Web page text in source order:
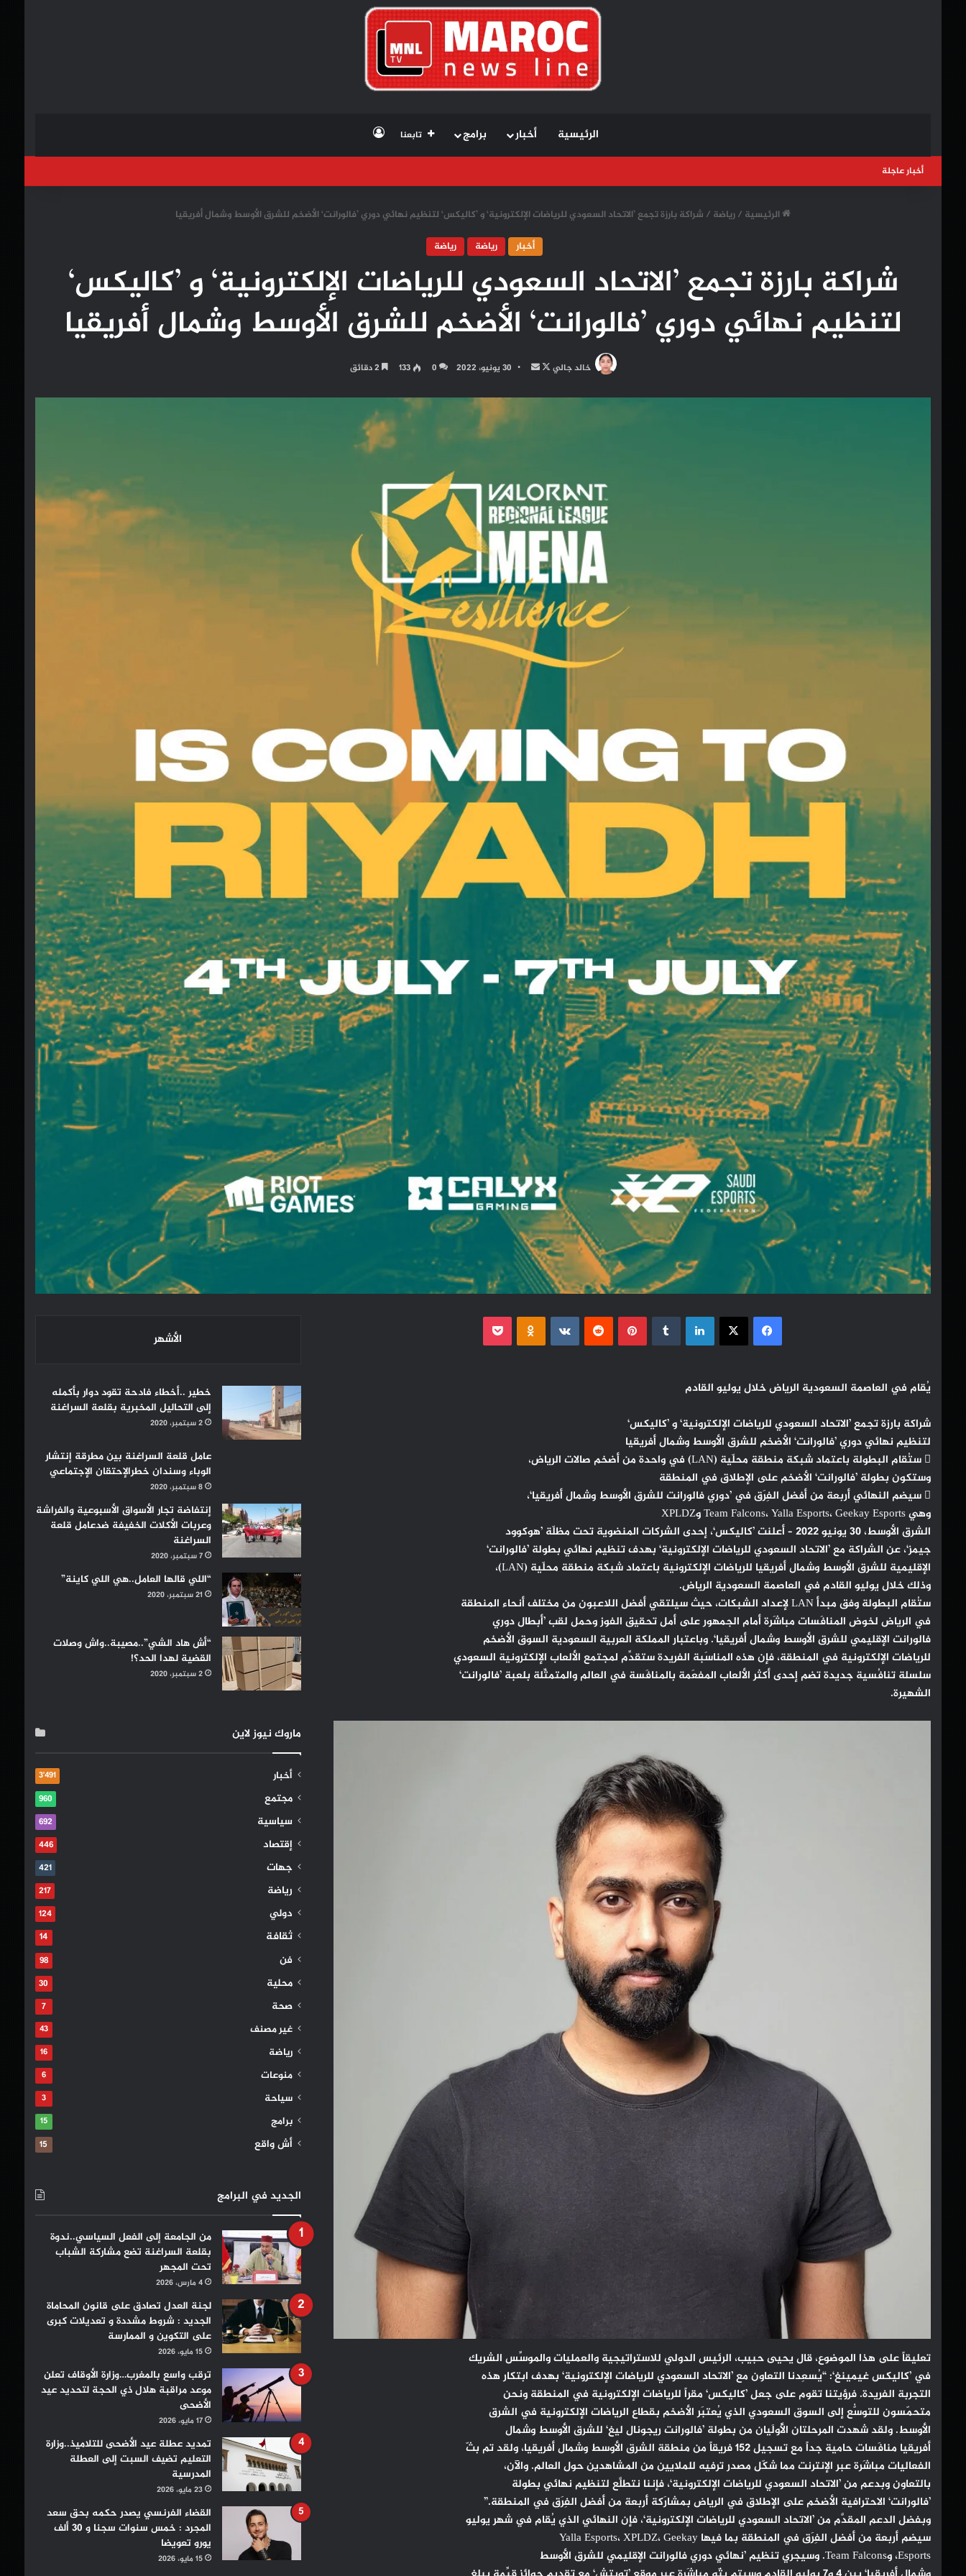
الرئيسية أخبار برامج تابعنا تسجيل الدخول
أخبار عاجلة
الرئيسية /رياضة / شراكة بارزة تجمع ’الاتحاد السعودي للرياضات الإلكترونية‘ و ’كاليكس‘ لتنظيم نهائي دوري ’فالورانت‘ الأضخم للشرق الأوسط وشمال أفريقيا
أخبار
رياضة رياضة
شراكة بارزة تجمع ’الاتحاد السعودي للرياضات الإلكترونية‘ و ’كاليكس‘
لتنظيم نهائي دوري ’فالورانت‘ الأضخم للشرق الأوسط وشمال أفريقيا
خالد جالي
تابع
X
أرسل
إلكترونيا
30 يونيو، 2022 0
133
فيسبوك‫X لينكدإن‏Tumblr بينتيريست
‏Reddit
‏VKontakte
Odnoklassniki
‫Pocket
يُقام في العاصمة السعودية الرياض خلال يوليو القادم
شراكة بارزة تجمع ’الاتحاد السعودي للرياضات الإلكترونية‘ و ’كاليكس‘
لتنظيم نهائي دوري ’فالورانت‘ الأضخم للشرق الأوسط وشمال أفريقيا
 ستُقام البطولة باعتماد شبكة منطقة محلّية (LAN) في واحدة من أضخم صالات الرياض،
وستكون بطولة ’فالورانت‘ الأضخم على الإطلاق في المنطقة
 سيضم النهائي أربعة من أفضل الفِرَق في ’دوري فالورانت للشرق الأوسط وشمال أفريقيا‘،
وهي Team Falcons، Yalla Esports، Geekay Esports وXPLDZ
الشرق الأوسط، 30 يونيو 2022 – أعلنت ’كاليكس‘، إحدى الشركات المنضوية تحت مظلّة ’هوكوود
جيمز‘، عن الشراكة مع ’الاتحاد السعودي للرياضات الإلكترونية‘ بهدف تنظيم نهائي بطولة ’فالورانت‘
الإقليمية للشرق الأوسط وشمال أفريقيا للرياضات الإلكترونية باعتماد شبكة منطقة محلّية (LAN)،
وذلك خلال يوليو القادم في العاصمة السعودية الرياض.
ستُقام البطولة وفق مبدأ LAN لإعداد الشبكات، حيث سيلتقي أفضل اللاعبون من مختلف أنحاء المنطقة
في الرياض لخوض المنافَسات مباشَرة أمام الجمهور على أمل تحقيق الفوز وحمل لقب ’أبطال دوري
فالورانت الإقليمي للشرق الأوسط وشمال أفريقيا‘. وباعتبار المملكة العربية السعودية السوق الأضخم
للرياضات الإلكترونية في المنطقة، فإن هذه المناسَبة الفريدة ستقدِّم لمجتمع الألعاب الإلكترونية السعودي
سلسلة تنافُسية جديدة تضم إحدى أكثر الألعاب المفعَمة بالمنافَسة في العالم والمتمثِّلة بلعبة ’فالورانت‘
الشهيرة.
تعليقاً على هذا الموضوع، قال يحيى حبيب، الرئيس الدولي للاستراتيجية والعمليات والموسِّس الشريك
في ’كاليكس غيمينغ‘: “يُسعِدنا التعاون مع ’الاتحاد السعودي للرياضات الإلكترونية‘ بهدف ابتكار هذه
التجربة الفريدة. فرؤيتنا تقوم على جعل ’كاليكس‘ مقراً للرياضات الإلكترونية في المنطقة ونحن
متحمّسون للتوسُّع إلى السوق السعودي الذي يُعتبَر الأضخم بقطاع الرياضات الإلكترونية في الشرق
الأوسط. ولقد شهدت المرحلتان الأُولَيان من بطولة ’فالورانت ريجونال ليغ‘ للشرق الأوسط وشمال
أفريقيا منافَسات حامية جداً مع تسجيل 152 فريقاً من منطقة الشرق الأوسط وشمال أفريقيا، ولقد تم بثّ
الفعاليات مباشَرة عبر الإنترنت مما شكّل مصدر ترفيه للملايين من المشاهدين حول العالم. والآن،
بالتعاون وبدعم من ’الاتحاد السعودي للرياضات الإلكترونية‘، فإننا نتطلَّع لتنظيم نهائي بطولة
’فالورانت‘ الاحترافية الأضخم على الإطلاق في الرياض بمشارَكة أربعة من أفضل الفِرَق في المنطقة.”
وبفضل الدعم المقدَّم من ’الاتحاد السعودي للرياضات الإلكترونية‘، فإن النهائي الذي يُقام في شهر يوليو
سيضم أربعة من أفضل الفِرَق في المنطقة بما فيها Yalla Esports، XPLDZ، Geekay
Esports، وTeam Falcons. وسيجري تنظيم ’نهائي دوري فالورانت الإقليمي للشرق الأوسط
الأشهر
خطير ..أخطاء فادحة تقود دوار بأكمله
إلى التحاليل المخبرية بقلعة السراغنة
2 سبتمبر، 2020
عامل قلعة السراغنة بين مطرقة إنتشار
الوباء وسندان خطرالإحتقان الإجتماعي
8 سبتمبر، 2020
إنتفاضة تجار الأسواق الأسبوعية والفراشة
وعربات الأكلات الخفيفة ضدعامل قلعة
السراغنة
7 سبتمبر، 2020
“اللي قالها العامل..هي اللي كاينة”
21 سبتمبر، 2020
“أش هاد الشي”..مصيبة..واش وصلات
القضية لهدا الحد؟!
2 سبتمبر، 2020
ماروك نيوز لاين
أخبار 3٬491
مجتمع 960
سياسية 692
إقتصاد 446
جهات 421
رياضة 217
دولي 124
ثقافة 14
فن 98
محلية 30
صحة 7
غير مصنف 43
رياضة 16
منوعات 6
سياحة 3
برامج 15
أش واقع 15
الجديد في البرامج
من الجامعة إلى الفعل السياسي..ندوة
بقلعة السراغنة تضع مشاركة الشباب
تحت المجهر
4 مارس، 2026
لجنة العدل تصادق على قانون المحاماة
الجديد : شروط مشددة و تعديلات كبرى
على التكوين و الممارسة
15 مايو، 2026
ترقب واسع بالمغرب…وزارة الأوقاف تعلن
موعد مراقبة هلال ذي الحجة لتحديد عيد
الأضحى
17 مايو، 2026
تمديد عطلة عيد الأضحى للتلاميذ..وزارة
التعليم تضيف السبت إلى العطلة
المدرسية
23 مايو، 2026
القضاء الفرنسي يصدر حكمه بحق سعد
المجرد : خمس سنوات سجنا و 30 ألف
يورو تعويضا
15 مايو، 2026